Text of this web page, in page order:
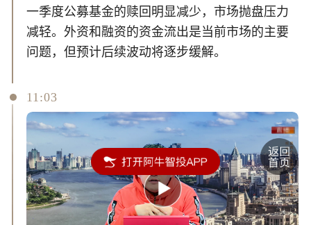
一季度公募基金的赎回明显减少，市场抛盘压力
减轻。外资和融资的资金流出是当前市场的主要
问题，但预计后续波动将逐步缓解。
11:03